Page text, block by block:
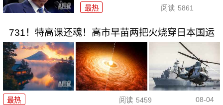
最热 阅读 5861
731！特高课还魂！高市早苗两把火烧穿日本国运
最热 阅读 5459 08-04